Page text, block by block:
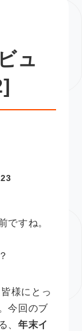
ュ
ですね。
様にとっ
今回のブ
、年末イ